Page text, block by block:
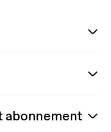
abonnement